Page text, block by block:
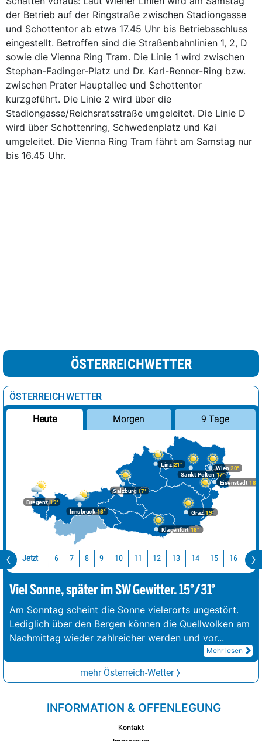
der Betrieb auf der Ringstraße zwischen Stadiongasse
und Schottentor ab etwa 17.45 Uhr bis Betriebsschluss
eingestellt. Betroffen sind die Straßenbahnlinien 1, 2, D
sowie die Vienna Ring Tram. Die Linie 1 wird zwischen
Stephan-Fadinger-Platz und Dr. Karl-Renner-Ring bzw.
zwischen Prater Hauptallee und Schottentor
kurzgeführt. Die Linie 2 wird über die
Stadiongasse/Reichsratsstraße umgeleitet. Die Linie D
wird über Schottenring, Schwedenplatz und Kai
umgeleitet. Die Vienna Ring Tram fährt am Samstag nur
bis 16.45 Uhr.
ÖSTERREICHWETTER
ÖSTERREICH WETTER
Heute Morgen 9 Tage
Bregenz19°
Graz19°
Innsbruck18°
Klagenfurt 18°
Linz21°
Salzburg17°
Wien 20°
Eisenstadt 18°
Sankt Pölten 17°
Jetzt 6 7 8 9 10 11 12 13 14 15 16 17
Viel Sonne, später im SW Gewitter. 15°/31°
Am Sonntag scheint die Sonne vielerorts ungestört.
Lediglich über den Bergen können die Quellwolken am
Nachmittag wieder zahlreicher werden und vor...
Mehr lesen
mehr Österreich-Wetter
INFORMATION & OFFENLEGUNG
Kontakt